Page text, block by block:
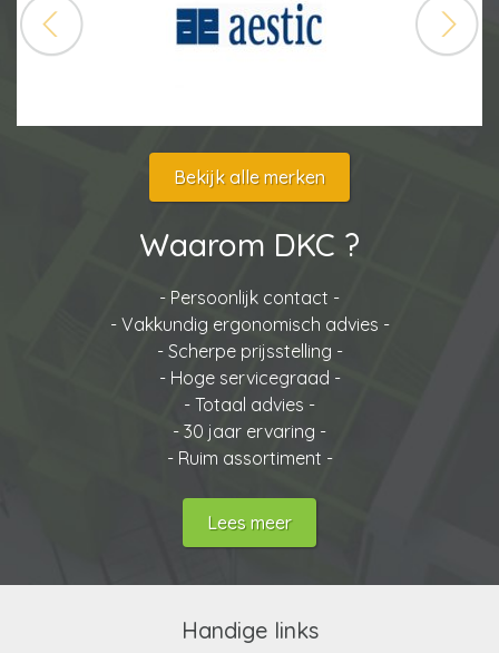
Bekijk alle merken
Waarom DKC ?
- Persoonlijk contact -
- Vakkundig ergonomisch advies -
- Scherpe prijsstelling -
- Hoge servicegraad -
- Totaal advies -
- 30 jaar ervaring -
- Ruim assortiment -
Lees meer
Handige links